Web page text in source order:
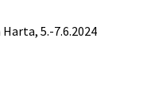
5.-7.6.2024